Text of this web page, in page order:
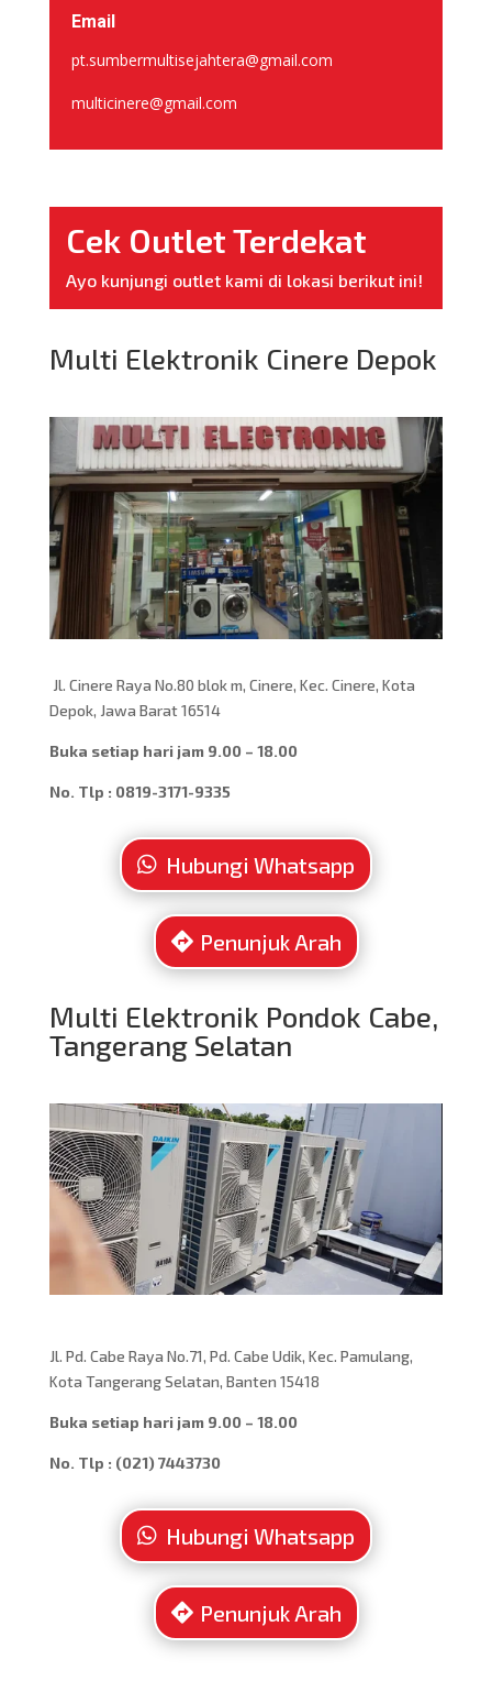
Email
pt.sumbermultisejahtera@gmail.com
multicinere@gmail.com
Cek Outlet Terdekat
Ayo kunjungi outlet kami di lokasi berikut ini!
Multi Elektronik Cinere Depok
Jl. Cinere Raya No.80 blok m, Cinere, Kec. Cinere, Kota
Depok, Jawa Barat 16514
Buka setiap hari jam 9.00 – 18.00
No. Tlp : 0819-3171-9335
Hubungi Whatsapp
Penunjuk Arah
Multi Elektronik Pondok Cabe,
Tangerang Selatan
Jl. Pd. Cabe Raya No.71, Pd. Cabe Udik, Kec. Pamulang,
Kota Tangerang Selatan, Banten 15418
Buka setiap hari jam 9.00 – 18.00
No. Tlp : (021) 7443730
Hubungi Whatsapp
Penunjuk Arah